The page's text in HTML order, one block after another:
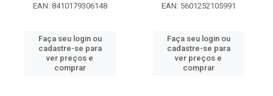
EAN: 8410179306148
Faça seu login ou
cadastre-se para
ver preços e
comprar
EAN: 5601252105991
Faça seu login ou
cadastre-se para
ver preços e
comprar